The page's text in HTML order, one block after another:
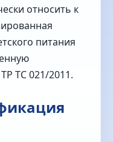
относить к
питания
ТС 021/2011.